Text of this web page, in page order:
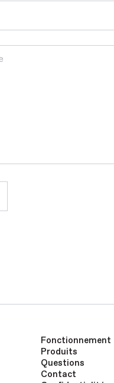
Fonctionnement
Produits
Questions
Contact